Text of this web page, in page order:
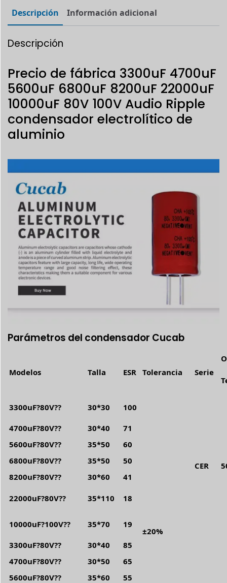
Descripción Información adicional
Descripción
Precio de fábrica 3300uF 4700uF
5600uF 6800uF 8200uF 22000uF
10000uF 80V 100V Audio Ripple
condensador electrolítico de
aluminio
Parámetros del condensador Cucab
Modelos Talla ESR Tolerancia Serie
3300uF?80V?? 30*30 100
±20%
CER
4700uF?80V?? 30*40
71
5600uF?80V??
35*50
60
6800uF?80V??
35*50
50
8200uF?80V??
30*60 41
22000uF?80V?? 35*110 18
10000uF?100V?? 35*70 19
3300uF?80V?? 30*40 85
4700uF?80V?? 30*50
65
5600uF?80V??
35*60
55